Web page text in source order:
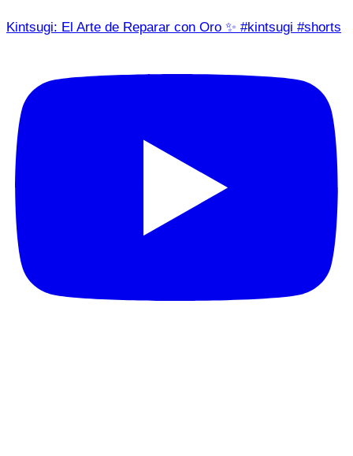
Kintsugi: El Arte de Reparar con Oro ✨ #kintsugi #shorts